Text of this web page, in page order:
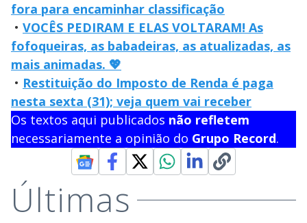
fora para encaminhar classificação
• VOCÊS PEDIRAM E ELAS VOLTARAM! As
fofoqueiras, as babadeiras, as atualizadas, as
mais animadas. 💖
• Restituição do Imposto de Renda é paga
nesta sexta (31); veja quem vai receber
Os textos aqui publicados não refletem
necessariamente a opinião do Grupo Record.
Últimas